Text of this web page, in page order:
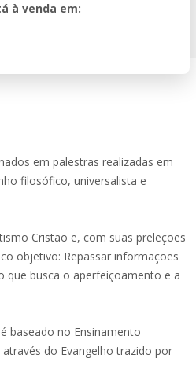
à venda em:
em palestras realizadas em
filosófico, universalista e
Cristão e, com suas preleções
objetivo: Repassar informações
que busca o aperfeiçoamento e a
baseado no Ensinamento
do Evangelho trazido por